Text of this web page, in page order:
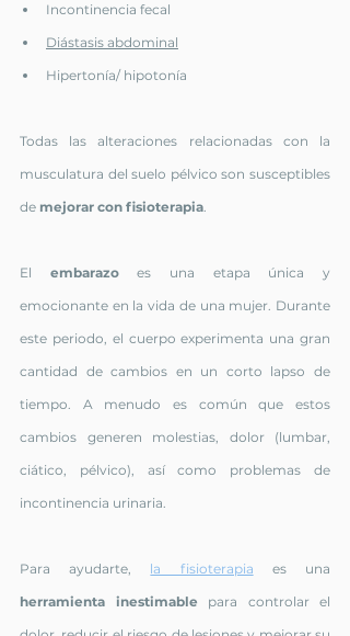
Incontinencia fecal
Diástasis abdominal
Hipertonía/ hipotonía
Todas las alteraciones relacionadas con la
musculatura del suelo pélvico son susceptibles
de mejorar con fisioterapia.
El embarazo es una etapa única y
emocionante en la vida de una mujer. Durante
este periodo, el cuerpo experimenta una gran
cantidad de cambios en un corto lapso de
tiempo. A menudo es común que estos
cambios generen molestias, dolor (lumbar,
ciático, pélvico), así como problemas de
incontinencia urinaria.
Para ayudarte, la fisioterapia
herramienta inestimable para controlar el